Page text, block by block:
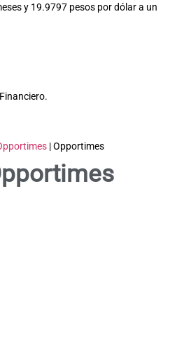
y 19.9797 pesos por dólar a un
| Opportimes